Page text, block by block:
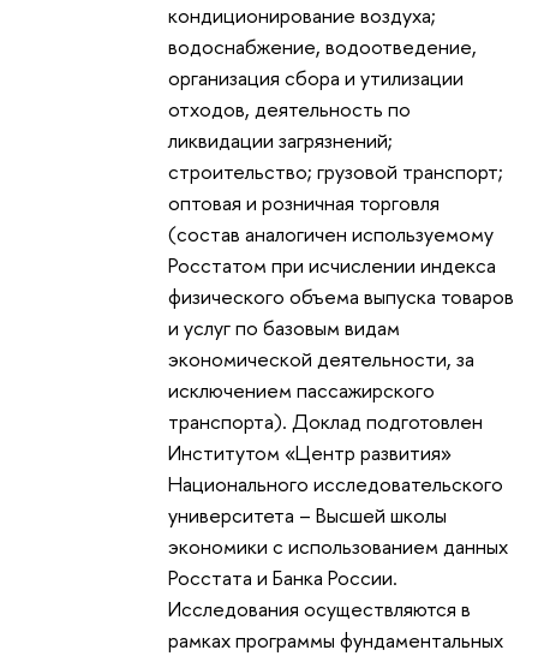
кондиционирование воздуха;
водоснабжение, водоотведение,
организация сбора и утилизации
отходов, деятельность по
ликвидации загрязнений;
строительство; грузовой транспорт;
оптовая и розничная торговля
(состав аналогичен используемому
Росстатом при исчислении индекса
физического объема выпуска товаров
и услуг по базовым видам
экономической деятельности, за
исключением пассажирского
транспорта). Доклад подготовлен
Институтом «Центр развития»
Национального исследовательского
университета – Высшей школы
экономики с использованием данных
Росстата и Банка России.
Исследования осуществляются в
рамках программы фундаментальных